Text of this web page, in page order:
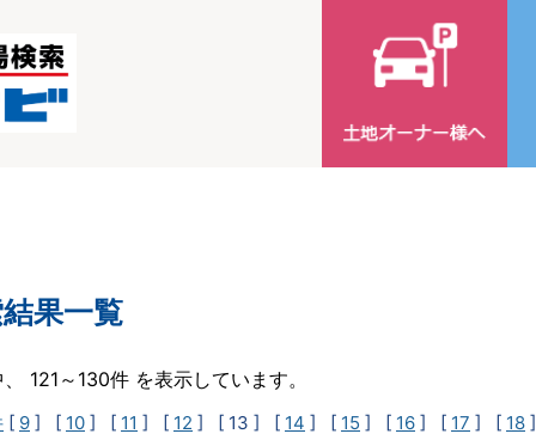
果一覧
121～130件 を表示しています。
[ 9 ] [ 10 ] [ 11 ] [ 12 ] [ 13 ] [ 14 ] [ 15 ] [ 16 ] [ 17 ] [ 18